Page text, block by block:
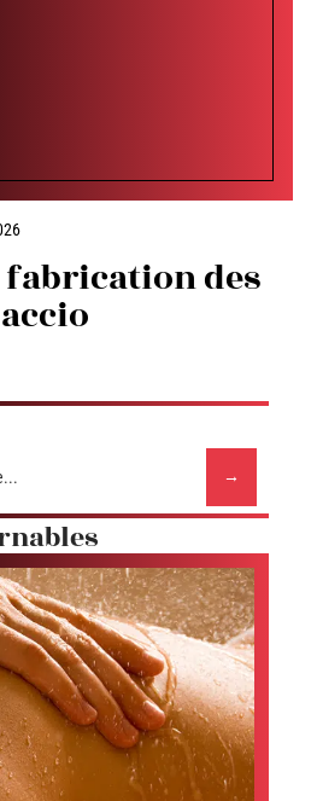
fabrication des